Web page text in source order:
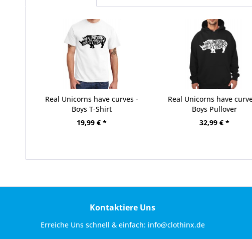
Real Unicorns have curves -
Boys T-Shirt
19,99 € *
Real Unicorns have
Boys Pullover
32,99 € *
Kontaktiere Uns
Erreiche Uns schnell & einfach: info@clothinx.de